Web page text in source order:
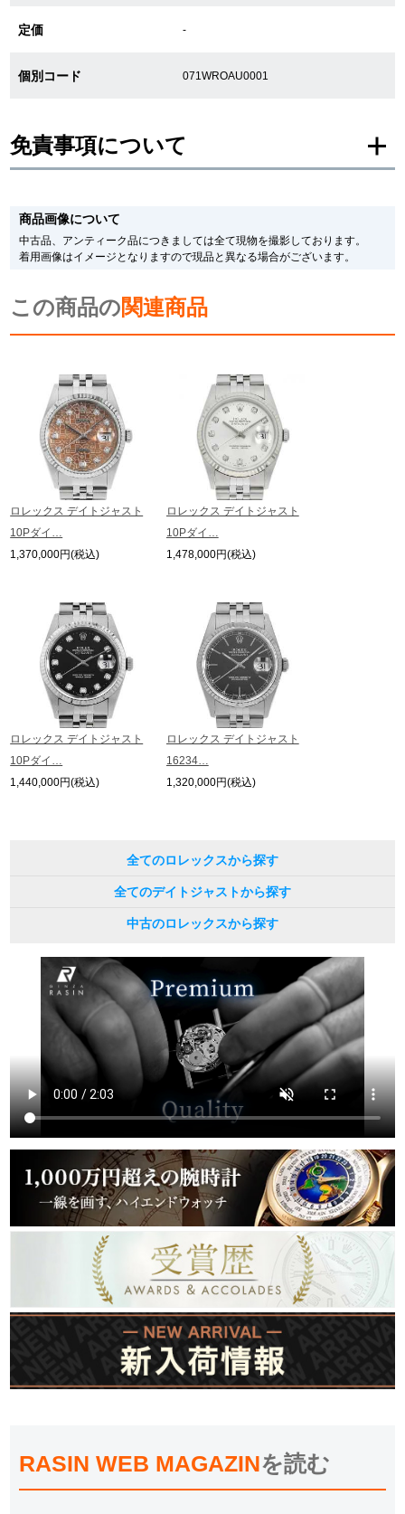
商品画像について
中古品、アンティーク品につきましては全て現物を撮影しております。
着用画像はイメージとなりますので現品と異なる場合がございます。
この商品の関連商品
ロレックス デイトジャスト
10Pダイ…
1,370,000円(税込)
ロレックス デイトジャスト
10Pダイ…
1,440,000円(税込)
ロレックス デイトジャスト
10Pダイ…
1,478,000円(税込)
ロレックス デイトジャスト
16234…
1,320,000円(税込)
全てのロレックスから探す
全てのデイトジャストから探す
中古のロレックスから探す
定価 -
個別コード 071WROAU0001
免責事項について
メーカー保護シールの有無に個体差がございますのでご了承下さいませ。
また、メーカーにてマイナーチェンジがなされる場合がございますが、在庫品
の仕様で販売させていただきますので予めご了承の程お願いいたします。
尚、中古品、アンティーク品につきましては現品を撮影しております。
ます。
の掲載を控えております。
※当店では店頭販売も行っております為、サイトでのご注文と店頭処理との時
間差で在庫切れになる場合がございます。
予めご了承くださいませ。
また、ご来店にてご購入を希望される場合にも、事前に在庫の確認をお電話か
メールにてお問い合わせいただけますようお願いいたします。
※アンティーク品やユーズド品の場合、外装および内部機械に代替部品を使用
している場合がございます。
※表示の定価は、入荷時の価格となっております。
現在の定価と異なる場合がございますのでご了承くださいませ。
RASIN WEB MAGAZINを読む